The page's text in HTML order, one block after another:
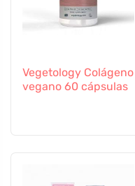
Vegetology Colágeno
vegano 60 cápsulas